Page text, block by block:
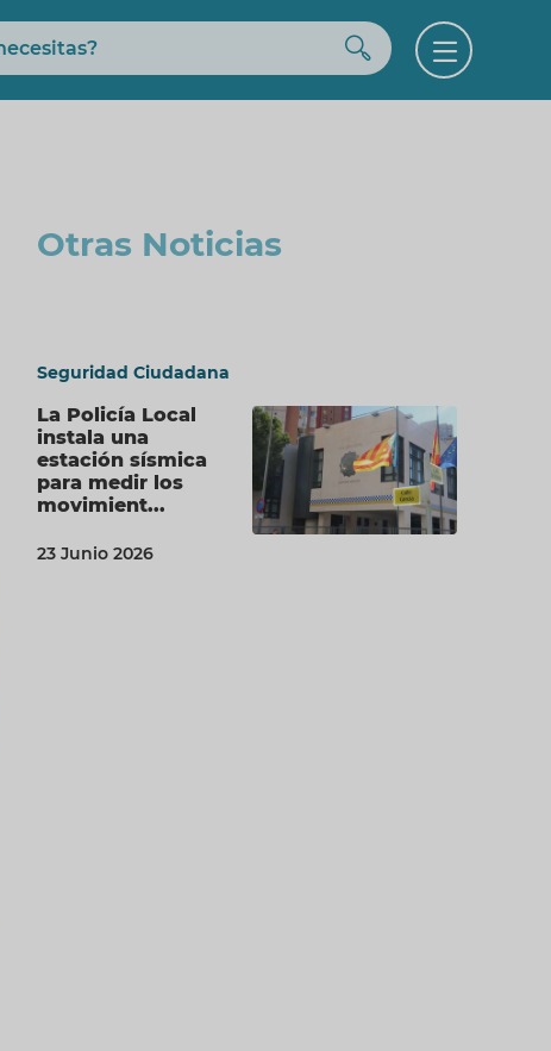
Buscar
Open
Otras Noticias
Seguridad Ciudadana
La Policía Local
instala una
estación sísmica
para medir los
movimient...
23 Junio 2026